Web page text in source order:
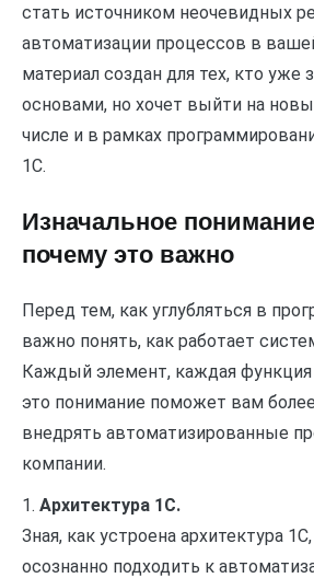
стать источником неочевидных
автоматизации процессов в
материал создан для тех, кто уже
основами, но хочет выйти на
числе и в рамках
1С.
Изначальное
почему это важно
Перед тем, как углубляться в
важно понять, как работает
Каждый элемент, каждая
это понимание поможет вам
внедрять автоматизированные
компании.
1. Архитектура 1С.
Зная, как устроена архитектура
осознанно подходить к